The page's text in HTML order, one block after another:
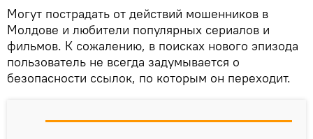
Могут пострадать от действий мошенников в
Молдове и любители популярных сериалов и
фильмов. К сожалению, в поисках нового эпизода
пользователь не всегда задумывается о
безопасности ссылок, по которым он переходит.